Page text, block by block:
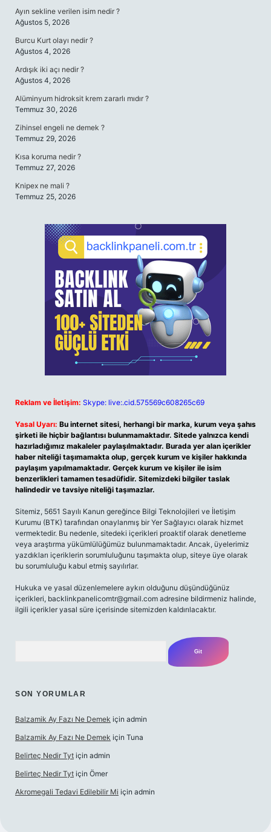
Ayın sekline verilen isim nedir ?
Ağustos 5, 2026
Burcu Kurt olayı nedir ?
Ağustos 4, 2026
Ardışık iki açı nedir ?
Ağustos 4, 2026
Alüminyum hidroksit krem zararlı mıdır ?
Temmuz 30, 2026
Zihinsel engeli ne demek ?
Temmuz 29, 2026
Kısa koruma nedir ?
Temmuz 27, 2026
Knipex ne mali ?
Temmuz 25, 2026
Reklam ve İletişim: Skype: live:.cid.575569c608265c69
Yasal Uyarı: Bu internet sitesi, herhangi bir marka, kurum veya şahıs
şirketi ile hiçbir bağlantısı bulunmamaktadır. Sitede yalnızca kendi
hazırladığımız makaleler paylaşılmaktadır. Burada yer alan içerikler
haber niteliği taşımamakta olup, gerçek kurum ve kişiler hakkında
paylaşım yapılmamaktadır. Gerçek kurum ve kişiler ile isim
benzerlikleri tamamen tesadüfidir. Sitemizdeki bilgiler taslak
halindedir ve tavsiye niteliği taşımazlar.
Sitemiz, 5651 Sayılı Kanun gereğince Bilgi Teknolojileri ve İletişim
Kurumu (BTK) tarafından onaylanmış bir Yer Sağlayıcı olarak hizmet
vermektedir. Bu nedenle, sitedeki içerikleri proaktif olarak denetleme
veya araştırma yükümlülüğümüz bulunmamaktadır. Ancak, üyelerimiz
yazdıkları içeriklerin sorumluluğunu taşımakta olup, siteye üye olarak
bu sorumluluğu kabul etmiş sayılırlar.
Hukuka ve yasal düzenlemelere aykırı olduğunu düşündüğünüz
içerikleri, backlinkpanelicomtr@gmail.com adresine bildirmeniz halinde,
ilgili içerikler yasal süre içerisinde sitemizden kaldırılacaktır.
SON YORUMLAR
Balzamik Ay Fazı Ne Demek için admin
Balzamik Ay Fazı Ne Demek için Tuna
Belirteç Nedir Tyt için admin
Belirteç Nedir Tyt için Ömer
Akromegali Tedavi Edilebilir Mi için admin